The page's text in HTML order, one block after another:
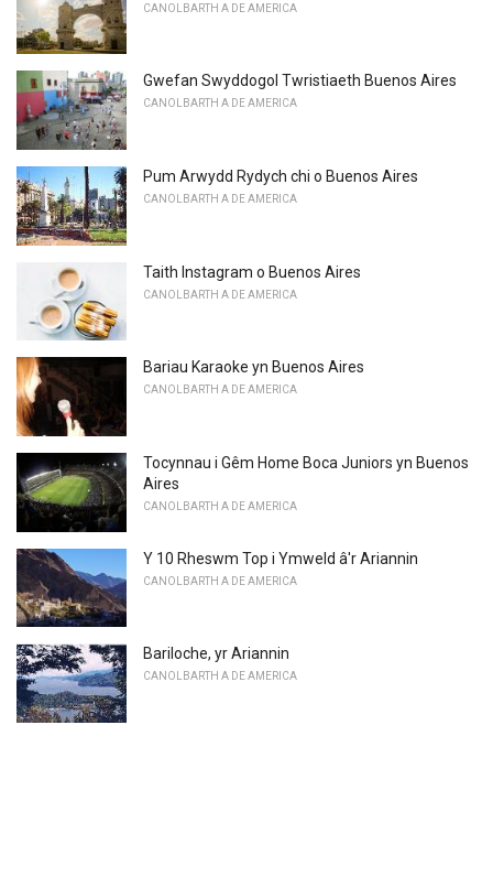
CANOLBARTH A DE AMERICA
Gwefan Swyddogol Twristiaeth Buenos Aires
CANOLBARTH A DE AMERICA
Pum Arwydd Rydych chi o Buenos Aires
CANOLBARTH A DE AMERICA
Taith Instagram o Buenos Aires
CANOLBARTH A DE AMERICA
Bariau Karaoke yn Buenos Aires
CANOLBARTH A DE AMERICA
Tocynnau i Gêm Home Boca Juniors yn Buenos
Aires
CANOLBARTH A DE AMERICA
Y 10 Rheswm Top i Ymweld â'r Ariannin
CANOLBARTH A DE AMERICA
Bariloche, yr Ariannin
CANOLBARTH A DE AMERICA